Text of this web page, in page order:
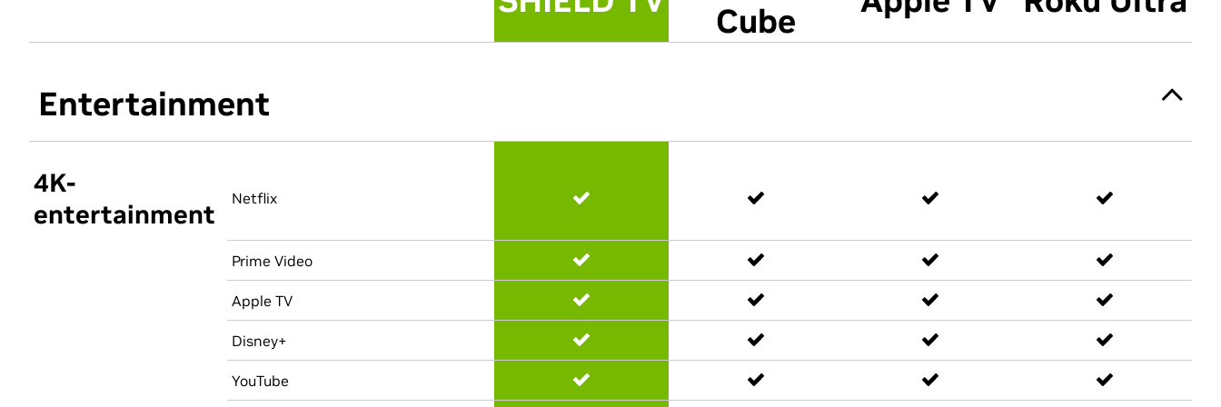
Cube
Entertainment
4K-
entertainment
Netflix
Prime Video
Apple TV
Disney+
YouTube